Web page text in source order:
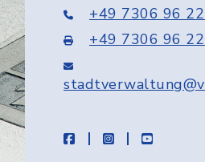
+49 7306 96
+49 7306 96
facebookinstagramyoutube